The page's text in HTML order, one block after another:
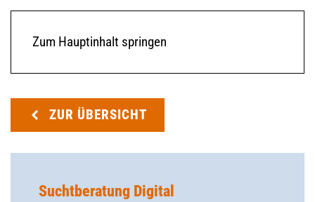
Zum Hauptinhalt springen
ZUR ÜBERSICHT
Suchtberatung Digital